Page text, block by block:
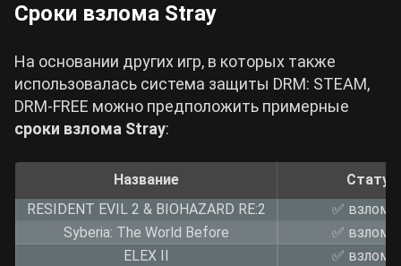
Сроки взлома Stray
На основании других игр, в которых также
использовалась система защиты DRM: STEAM,
DRM-FREE можно предположить примерные
сроки взлома Stray:
Название
Статус
RESIDENT EVIL 2 & BIOHAZARD RE:2
✅
Syberia: The World Before
✅
ELEX II
✅